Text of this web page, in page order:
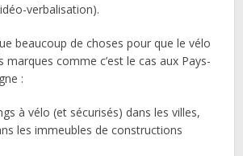
verbalisation).
beaucoup de choses pour que le vélo
marques comme c’est le cas aux Pays-
:
à vélo (et sécurisés) dans les villes,
les immeubles de constructions